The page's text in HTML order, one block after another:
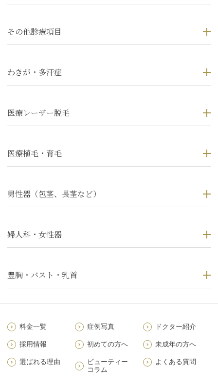
その他診療項目
わきが・多汗症
医療レーザー脱毛
医療植毛・育毛
男性器（包茎、長茎など）
婦人科・女性器
豊胸・バスト・乳首
料金一覧 症例写真 ドクター紹介
採用情報 初めての方へ 未成年の方へ
選ばれる理由
ビューティー
コラム
よくある質問